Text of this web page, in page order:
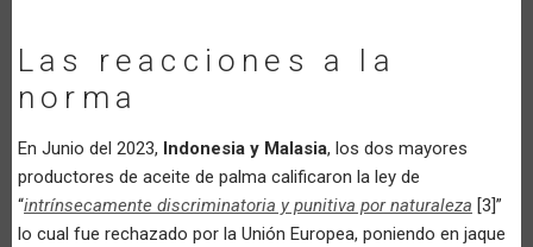
Las reacciones a la
norma
En Junio del 2023, Indonesia y Malasia, los dos mayores
productores de aceite de palma calificaron la ley de
“intrínsecamente discriminatoria y punitiva por naturaleza [3]”
lo cual fue rechazado por la Unión Europea, poniendo en jaque